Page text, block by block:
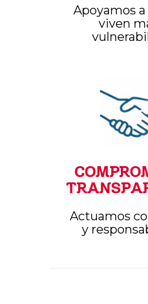
Apoyamos
viven
Actuamos
y